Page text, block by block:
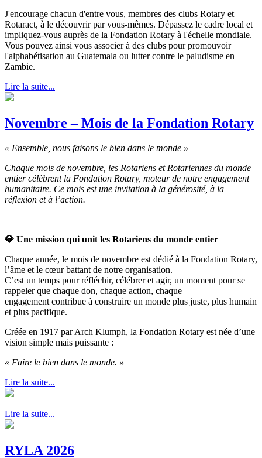
J'encourage chacun d'entre vous, membres des clubs Rotary et
Rotaract, à le découvrir par vous-mêmes. Dépassez le cadre local et
impliquez-vous auprès de la Fondation Rotary à l'échelle mondiale.
Vous pouvez ainsi vous associer à des clubs pour promouvoir
l'alphabétisation au Guatemala ou lutter contre le paludisme en
Zambie.
Lire la suite...
Novembre – Mois de la Fondation Rotary
« Ensemble, nous faisons le bien dans le monde »
Chaque mois de novembre, les Rotariens et Rotariennes du monde
entier célèbrent la Fondation Rotary, moteur de notre engagement
humanitaire. Ce mois est une invitation à la générosité, à la
réflexion et à l’action.
💎 Une mission qui unit les Rotariens du monde entier
Chaque année, le mois de novembre est dédié à la Fondation Rotary,
l’âme et le cœur battant de notre organisation.
C’est un temps pour réfléchir, célébrer et agir, un moment pour se
rappeler que chaque don, chaque action, chaque
engagement contribue à construire un monde plus juste, plus humain
et plus pacifique.
Créée en 1917 par Arch Klumph, la Fondation Rotary est née d’une
vision simple mais puissante :
« Faire le bien dans le monde. »
Lire la suite...
Lire la suite...
RYLA 2026